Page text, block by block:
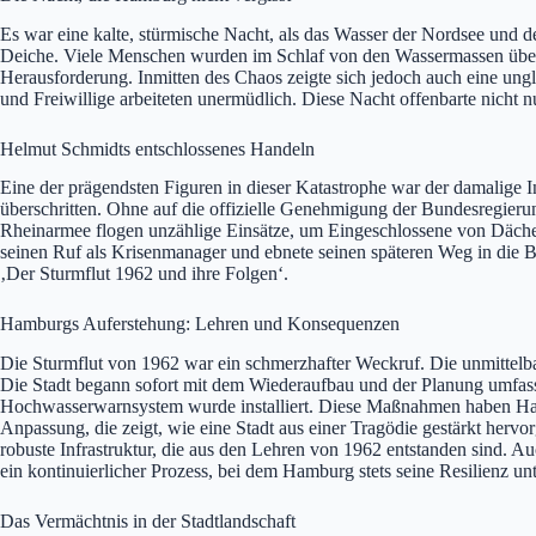
Es war eine kalte, stürmische Nacht, als das Wasser der Nordsee
Deiche. Viele Menschen wurden im Schlaf von den Wassermassen
Herausforderung. Inmitten des Chaos zeigte sich jedoch auch eine
und Freiwillige arbeiteten unermüdlich. Diese Nacht offenbarte nicht
Helmut Schmidts entschlossenes Handeln
Eine der prägendsten Figuren in dieser Katastrophe war der
überschritten. Ohne auf die offizielle Genehmigung der
Rheinarmee flogen unzählige Einsätze, um Eingeschlossene von
seinen Ruf als Krisenmanager und ebnete seinen späteren Weg in
‚Der Sturmflut 1962 und ihre Folgen‘.
Hamburgs Auferstehung: Lehren und Konsequenzen
Die Sturmflut von 1962 war ein schmerzhafter Weckruf. Die
Die Stadt begann sofort mit dem Wiederaufbau und der Planung
Hochwasserwarnsystem wurde installiert. Diese Maßnahmen haben
Anpassung, die zeigt, wie eine Stadt aus einer Tragödie gestärkt
robuste Infrastruktur, die aus den Lehren von 1962 entstanden sind.
ein kontinuierlicher Prozess, bei dem Hamburg stets seine Resilienz
Das Vermächtnis in der Stadtlandschaft